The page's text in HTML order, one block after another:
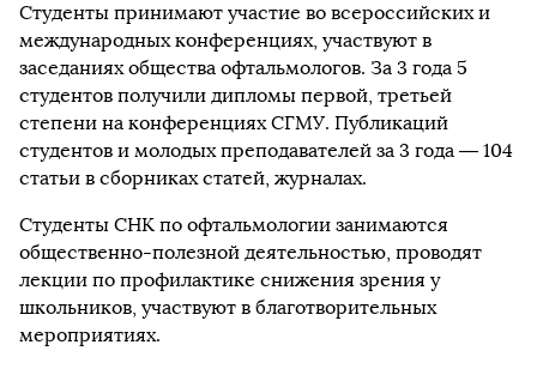
Студенты принимают участие во всероссийских и
международных конференциях, участвуют в
заседаниях общества офтальмологов. За 3 года 5
студентов получили дипломы первой, третьей
степени на конференциях СГМУ. Публикаций
студентов и молодых преподавателей за 3 года — 104
статьи в сборниках статей, журналах.
Студенты СНК по офтальмологии занимаются
общественно-полезной деятельностью, проводят
лекции по профилактике снижения зрения у
школьников, участвуют в благотворительных
мероприятиях.